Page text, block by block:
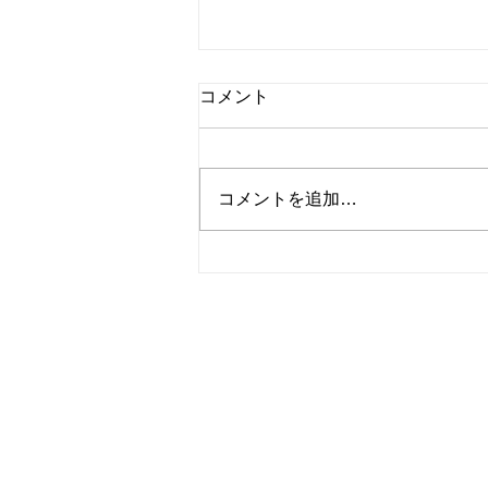
コメント
コメントを追加…